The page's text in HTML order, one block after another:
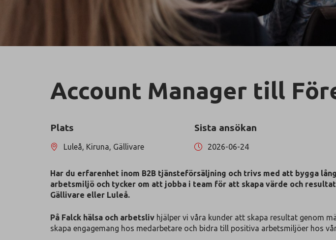
Account Manager till
Plats
Luleå, Kiruna, Gällivare
Sista ansökan
2026-06-24
Har du erfarenhet inom B2B tjänsteförsäljning och trivs med att bygga
arbetsmiljö och tycker om att jobba i team för att skapa värde och
Gällivare eller Luleå.
På Falck hälsa och arbetsliv hjälper vi våra kunder att skapa resultat genom
skapa engagemang hos medarbetare och bidra till positiva arbetsmiljöer hos